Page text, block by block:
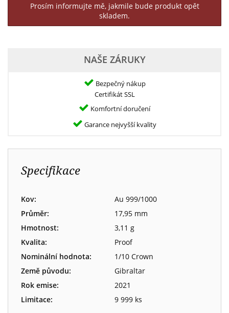
Prosím informujte mě, jakmile bude produkt opět
skladem.
NAŠE ZÁRUKY
Bezpečný nákup
Certifikát SSL
Komfortní doručení
Garance nejvyšší kvality
Specifikace
Kov:
Au 999/1000
Průměr:
17,95 mm
Hmotnost:
3,11 g
Kvalita:
Proof
Nominální hodnota:
1/10 Crown
Země původu:
Gibraltar
Rok emise:
2021
Limitace:
9 999 ks